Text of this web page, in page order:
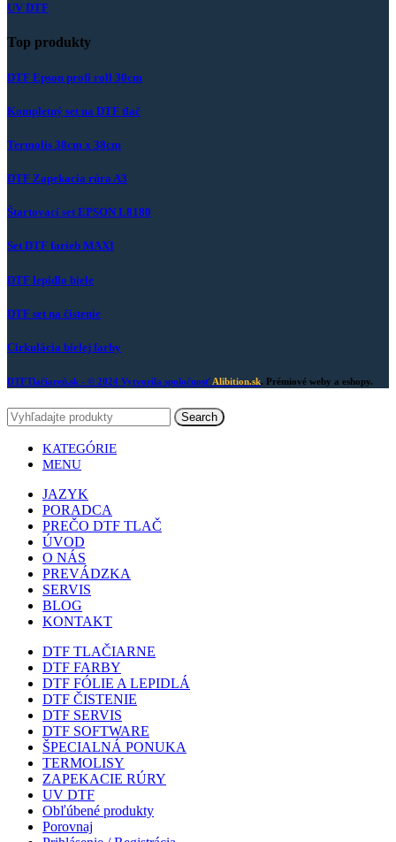
UV DTF
Top produkty
DTF Epson profi roll 30cm
Kompletný set na DTF tlač
Termolis 38cm x 38cm
DTF Zapekacia rúra A3
Štartovací set EPSON L8180
Set DTF farieb MAXI
DTF lepidlo biele
DTF set na čistenie
Cirkulácia bielej farby
DTFTlačiareň.sk - © 2024 Vytvorila spoločnosť Alibition.sk. Prémiové weby a eshopy.
Search
KATEGÓRIE
MENU
JAZYK
PORADCA
PREČO DTF TLAČ
ÚVOD
O NÁS
PREVÁDZKA
SERVIS
BLOG
KONTAKT
DTF TLAČIARNE
DTF FARBY
DTF FÓLIE A LEPIDLÁ
DTF ČISTENIE
DTF SERVIS
DTF SOFTWARE
ŠPECIALNÁ PONUKA
TERMOLISY
ZAPEKACIE RÚRY
UV DTF
Obľúbené produkty
Porovnaj